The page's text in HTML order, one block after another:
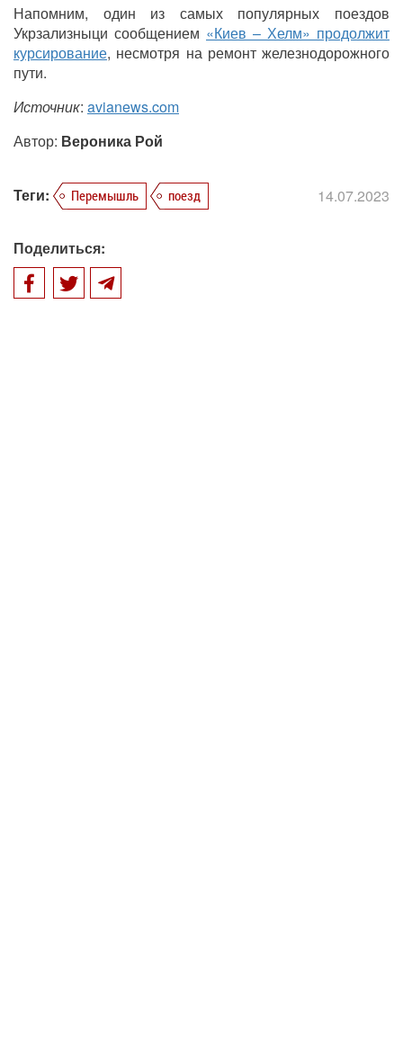
Напомним, один из самых популярных поездов
Укрзализныци сообщением «Киев – Хелм» продолжит
курсирование, несмотря на ремонт железнодорожного
пути.
Источник: avianews.com
Автор: Вероника Рой
Теги: Перемышль поезд 14.07.2023
Поделиться: